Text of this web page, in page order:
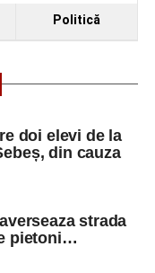
concerte care vor
comunității din
cultural prin
News
Politică
doi elevi de la
din cauza
strada
pietoni…